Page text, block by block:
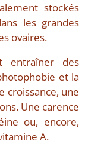
stockés
les grandes
ovaires.
entraîner des
et la
croissance, une
Une carence
ou, encore,
A.